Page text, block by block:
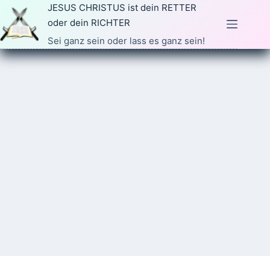
Zum
Inhalt
springen
JESUS CHRISTUS ist dein RETTER
oder dein RICHTER
Sei ganz sein oder lass es ganz sein!